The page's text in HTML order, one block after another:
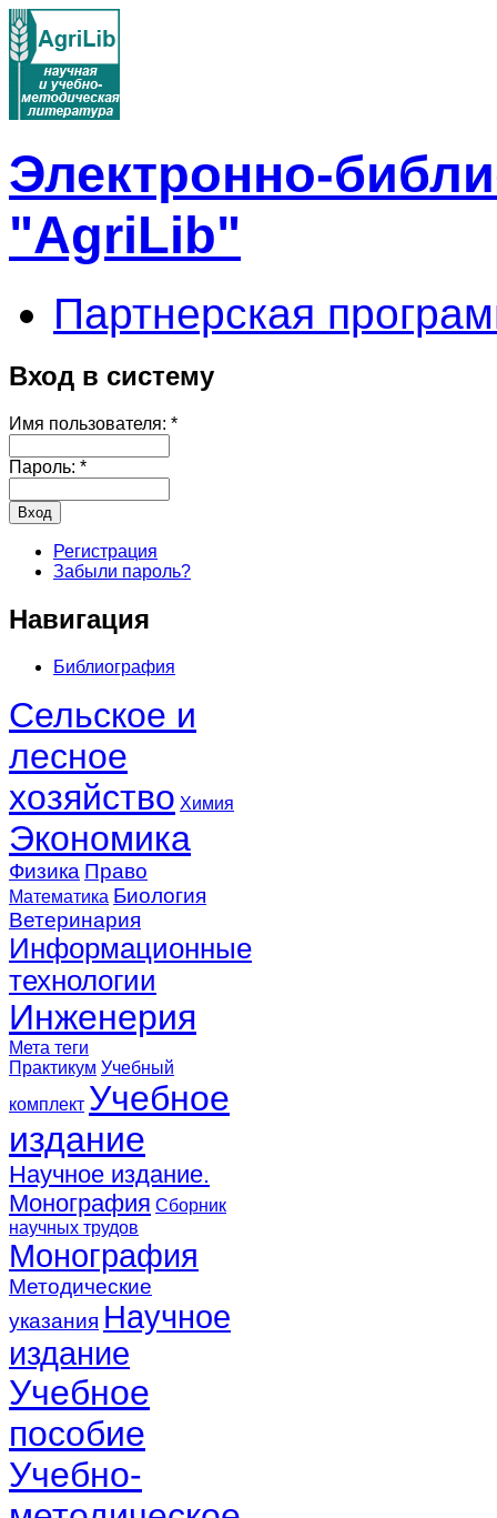
Электронно-
"AgriLib"
Партнерская
Вход в систему
Имя пользователя: *
Пароль: *
Регистрация
Забыли пароль?
Навигация
Библиография
Сельское и
лесное
хозяйство Химия
Экономика
Физика Право
Математика Биология
Ветеринария
Информационные
технологии
Инженерия
Мета теги
Практикум Учебный
комплект Учебное
издание
Научное издание.
Монография Сборник
научных трудов
Монография
Методические
указания Научное
издание
Учебное
пособие
Учебно-